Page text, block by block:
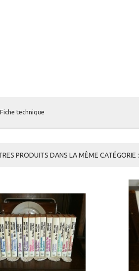
Fiche technique
PRODUITS DANS LA MÊME CATÉGORIE :